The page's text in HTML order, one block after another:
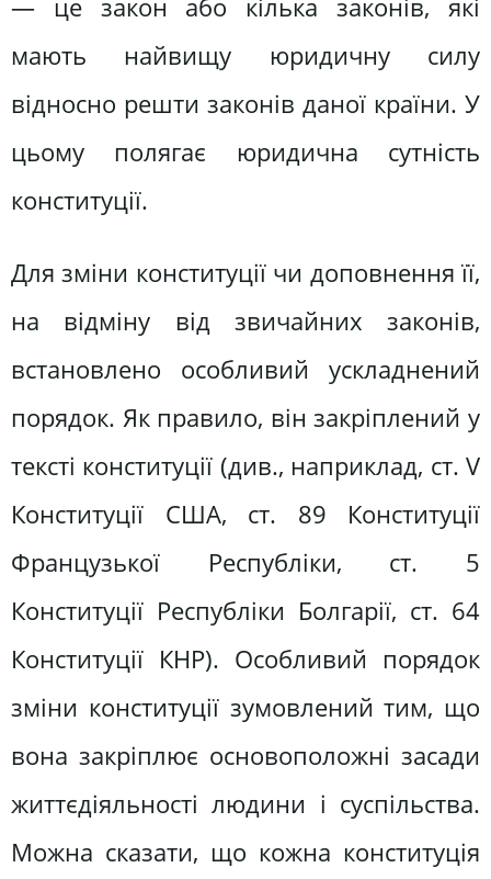
— це закон або кілька законів, які
мають найвищу юридичну силу
відносно решти законів даної країни. У
цьому полягає юридична сутність
конституції.
Для зміни конституції чи доповнення її,
на відміну від звичайних законів,
встановлено особливий ускладнений
порядок. Як правило, він закріплений у
тексті конституції (див., наприклад, ст. V
Конституції США, ст. 89 Конституції
Французької Республіки, ст. 5
Конституції Республіки Болгарії, ст. 64
Конституції КНР). Особливий порядок
зміни конституції зумовлений тим, що
вона закріплює основоположні засади
життєдіяльності людини і суспільства.
Можна сказати, що кожна конституція